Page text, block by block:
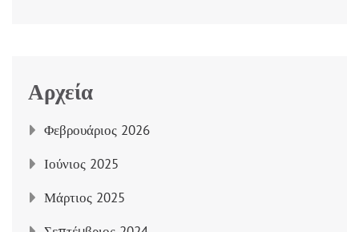
Αρχεία
Φεβρουάριος 2026
Ιούνιος 2025
Μάρτιος 2025